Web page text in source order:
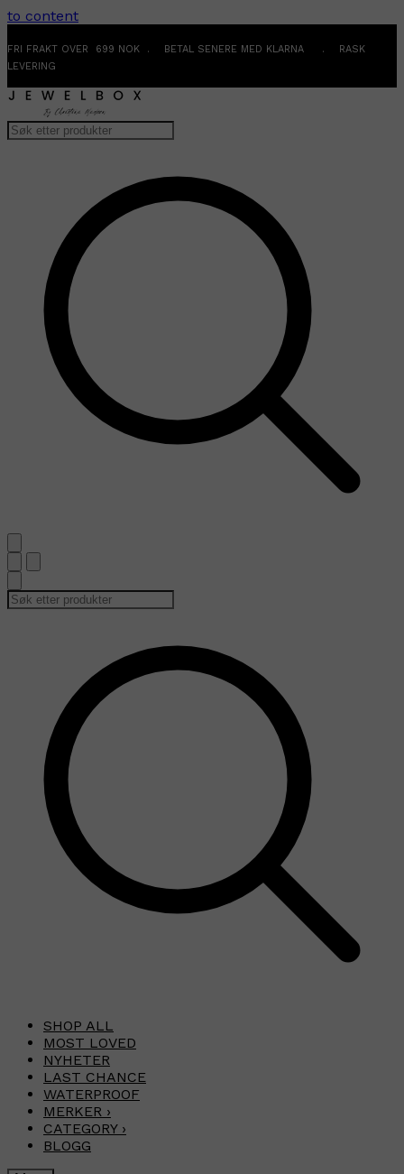
to content
FRI FRAKT OVER 699 NOK . BETAL SENERE MED KLARNA . RASK
LEVERING
SHOP ALL
MOST LOVED
NYHETER
LAST CHANCE
WATERPROOF
MERKER ›
CATEGORY ›
BLOGG